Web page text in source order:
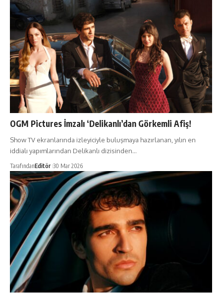
OGM Pictures İmzalı ‘Delikanlı’dan Görkemli Afiş!
Show TV ekranlarında izleyiciyle buluşmaya hazırlanan, yılın en
iddialı yapımlarından Delikanlı dizisinden…
TarafındanEditör 30 Mar 2026